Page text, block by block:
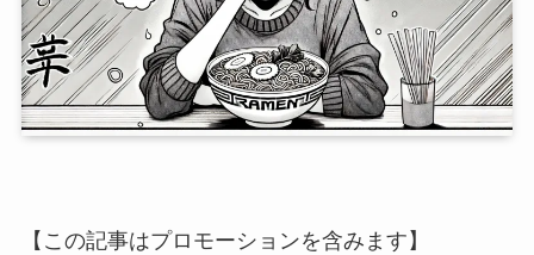
【この記事はプロモーションを含みます】